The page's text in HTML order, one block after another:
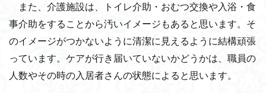
また、介護施設は、トイレ介助・おむつ交換や入浴・食
事介助をすることから汚いイメージもあると思います。そ
のイメージがつかないように清潔に見えるように結構頑張
っています。ケアが行き届いていないかどうかは、職員の
人数やその時の入居者さんの状態によると思います。